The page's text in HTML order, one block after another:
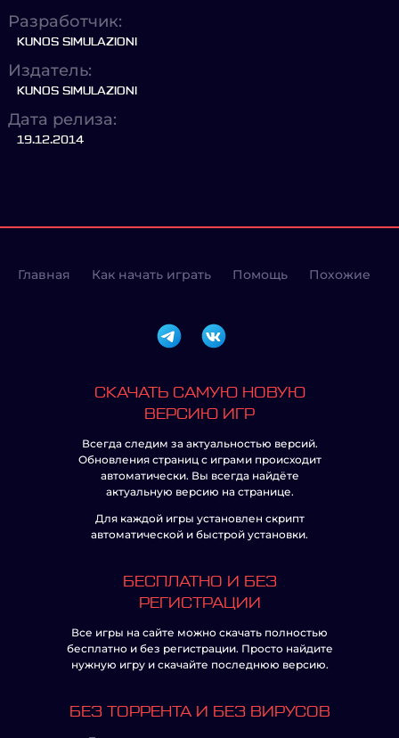
Разработчик:
KUNOS SIMULAZIONI
Издатель:
KUNOS SIMULAZIONI
Дата релиза:
19.12.2014
Главная Как начать играть Помощь Похожие
СКАЧАТЬ САМУЮ НОВУЮ
ВЕРСИЮ ИГР
Всегда следим за актуальностью версий.
Обновления страниц с играми происходит
автоматически. Вы всегда найдёте
актуальную версию на странице.
Для каждой игры установлен скрипт
автоматической и быстрой установки.
БЕСПЛАТНО И БЕЗ
РЕГИСТРАЦИИ
Все игры на сайте можно скачать полностью
бесплатно и без регистрации. Просто найдите
нужную игру и скачайте последнюю версию.
БЕЗ ТОРРЕНТА И БЕЗ ВИРУСОВ